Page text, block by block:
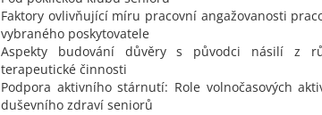
Faktory ovlivňující míru pracovní angažovanosti
vybraného poskytovatele
Aspekty budování důvěry s původci násilí z
terapeutické činnosti
Podpora aktivního stárnutí: Role volnočasových
duševního zdraví seniorů